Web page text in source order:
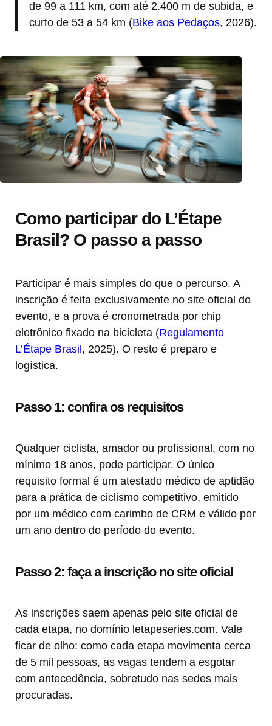
de 99 a 111 km, com até 2.400 m de subida, e
curto de 53 a 54 km (Bike aos Pedaços, 2026).
Como participar do L’Étape
Brasil? O passo a passo
Participar é mais simples do que o percurso. A
inscrição é feita exclusivamente no site oficial do
evento, e a prova é cronometrada por chip
eletrônico fixado na bicicleta (Regulamento
L’Étape Brasil, 2025). O resto é preparo e
logística.
Passo 1: confira os requisitos
Qualquer ciclista, amador ou profissional, com no
mínimo 18 anos, pode participar. O único
requisito formal é um atestado médico de aptidão
para a prática de ciclismo competitivo, emitido
por um médico com carimbo de CRM e válido por
um ano dentro do período do evento.
Passo 2: faça a inscrição no site oficial
As inscrições saem apenas pelo site oficial de
cada etapa, no domínio letapeseries.com. Vale
ficar de olho: como cada etapa movimenta cerca
de 5 mil pessoas, as vagas tendem a esgotar
com antecedência, sobretudo nas sedes mais
procuradas.